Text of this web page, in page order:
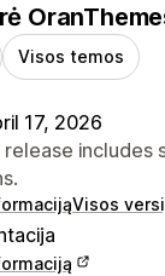
Visos temos
17, 2026
release includes
Visos